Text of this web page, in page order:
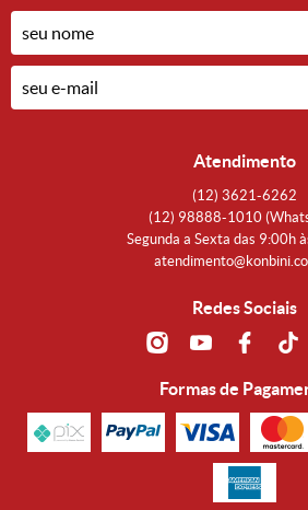
Atendimento
(12) 3621-6262
(12) 98888-1010
Segunda a Sexta das 9:00h
Redes Sociais
Formas de